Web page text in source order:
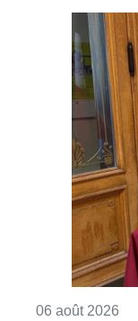
06 août 2026